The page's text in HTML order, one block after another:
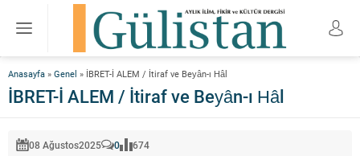
Anasayfa » Genel » İBRET-İ ALEM / İtiraf ve Beyân-ı Hâl
İBRET-İ ALEM / İtiraf ve Beyân-ı Hâl
08 Ağustos2025 0 674